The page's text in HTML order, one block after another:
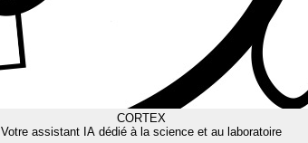
CORTEX
Votre assistant IA dédié à la science et au laboratoire